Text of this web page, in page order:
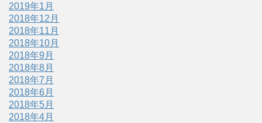
2019年1月
2018年12月
2018年11月
2018年10月
2018年9月
2018年8月
2018年7月
2018年6月
2018年5月
2018年4月